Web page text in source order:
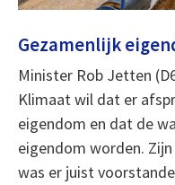
Gezamenlijk
Minister Rob Jetten
Klimaat wil dat er
eigendom en dat de
eigendom worden. Zijn
was er juist